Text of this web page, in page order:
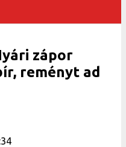
zápor
reményt ad